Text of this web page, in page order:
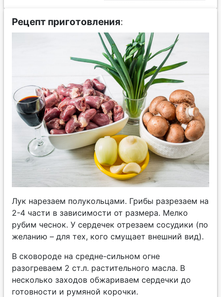
Рецепт приготовления:
Лук нарезаем полукольцами. Грибы разрезаем на
2-4 части в зависимости от размера. Мелко
рубим чеснок. У сердечек отрезаем сосудики (по
желанию – для тех, кого смущает внешний вид).
В сковороде на средне-сильном огне
разогреваем 2 ст.л. растительного масла. В
несколько заходов обжариваем сердечки до
готовности и румяной корочки.